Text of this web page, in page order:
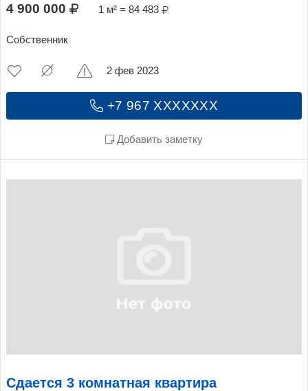
4 900 000 1 м² = 84 483
Собственник
+7 967 XXXXXXX
Добавить заметку
2 фев 2023
Сдается 3 комнатная квартира